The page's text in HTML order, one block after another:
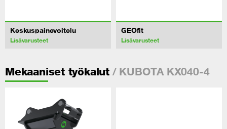
Keskuspainevoitelu
Lisävarusteet
GEOfit
Lisävarusteet
Mekaaniset työkalut/ KUBOTA KX040-4